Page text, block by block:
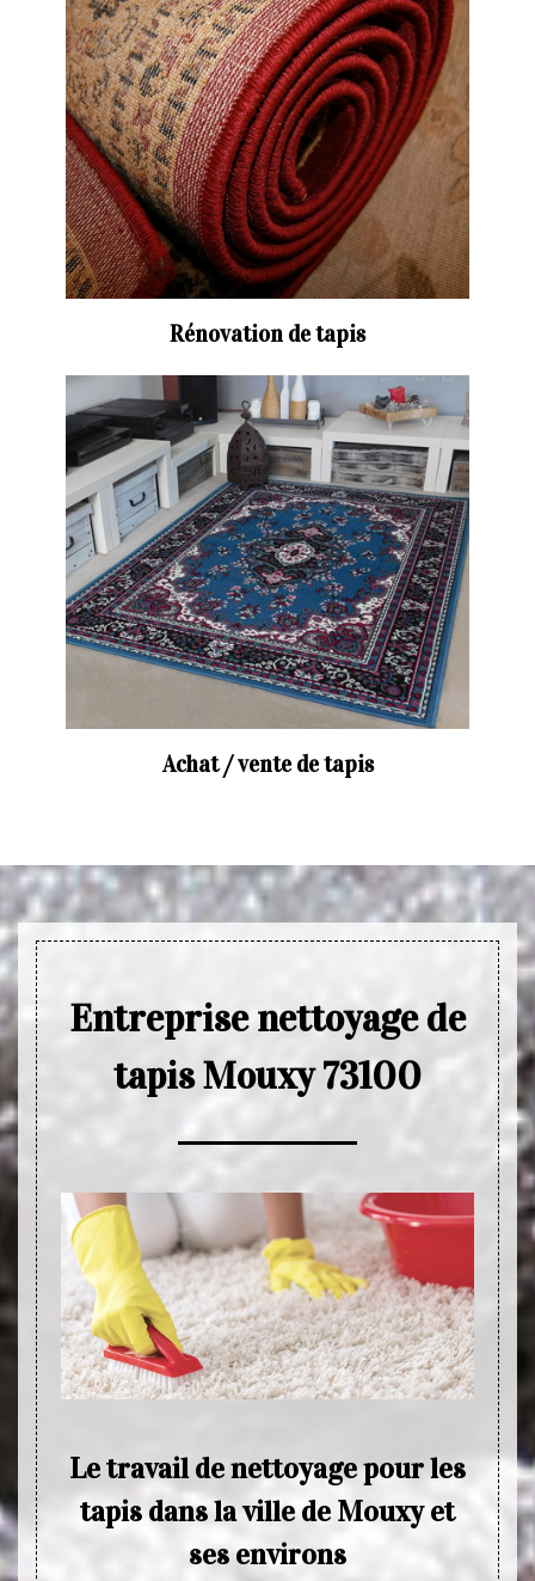
Rénovation de tapis
Achat / vente de tapis
Entreprise nettoyage de
tapis Mouxy 73100
Le travail de nettoyage pour les
tapis dans la ville de Mouxy et
ses environs